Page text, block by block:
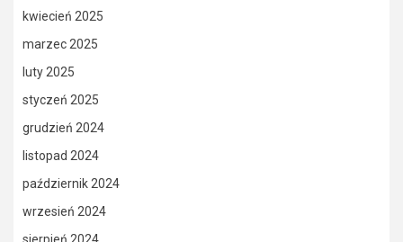
kwiecień 2025
marzec 2025
luty 2025
styczeń 2025
grudzień 2024
listopad 2024
październik 2024
wrzesień 2024
sierpień 2024